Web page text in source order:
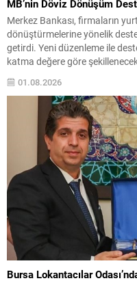
MB’nin Döviz Dönüşüm
Merkez Bankası, firmaların
dönüştürmelerine yönelik
getirdi. Yeni düzenleme ile
katma değere göre
alınacak. Aracı ihracatçılara
değere dayalı limitlerini
01.08.2026
Bursa Lokantacılar